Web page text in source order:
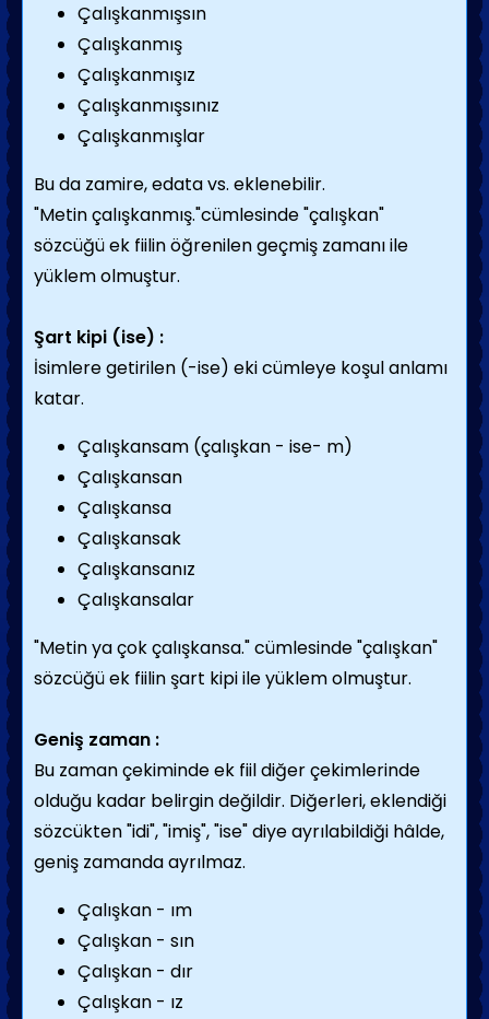
Çalışkanmışsın
Çalışkanmış
Çalışkanmışız
Çalışkanmışsınız
Çalışkanmışlar
Bu da zamire, edata vs. eklenebilir.
"Metin çalışkanmış."cümlesinde "çalışkan"
sözcüğü ek fiilin öğrenilen geçmiş zamanı ile
yüklem olmuştur.
Şart kipi (ise) :
İsimlere getirilen (-ise) eki cümleye koşul anlamı
katar.
Çalışkansam (çalışkan - ise- m)
Çalışkansan
Çalışkansa
Çalışkansak
Çalışkansanız
Çalışkansalar
"Metin ya çok çalışkansa." cümlesinde "çalışkan"
sözcüğü ek fiilin şart kipi ile yüklem olmuştur.
Geniş zaman :
Bu zaman çekiminde ek fiil diğer çekimlerinde
olduğu kadar belirgin değildir. Diğerleri, eklendiği
sözcükten "idi", "imiş", "ise" diye ayrılabildiği hâlde,
geniş zamanda ayrılmaz.
Çalışkan - ım
Çalışkan - sın
Çalışkan - dır
Çalışkan - ız